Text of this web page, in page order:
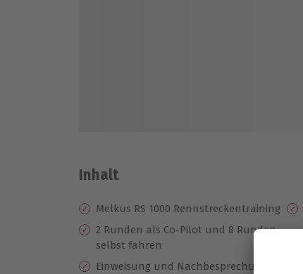
Inhalt
Melkus RS 1000 Rennstreckentraining
2 Runden als Co-Pilot und 8 Runden
selbst fahren
Einweisung und Nachbesprechung